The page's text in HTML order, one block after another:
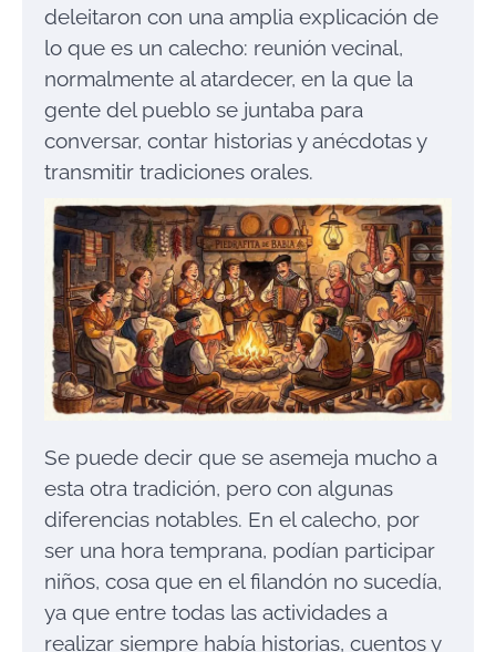
deleitaron con una amplia explicación de
lo que es un calecho: reunión vecinal,
normalmente al atardecer, en la que la
gente del pueblo se juntaba para
conversar, contar historias y anécdotas y
transmitir tradiciones orales.
Se puede decir que se asemeja mucho a
esta otra tradición, pero con algunas
diferencias notables. En el calecho, por
ser una hora temprana, podían participar
niños, cosa que en el filandón no sucedía,
ya que entre todas las actividades a
realizar siempre había historias, cuentos y